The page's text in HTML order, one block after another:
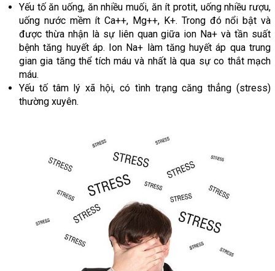
Yếu tố ăn uống, ăn nhiều muối, ăn ít protit, uống nhiều rượu,
uống nước mềm ít Ca++, Mg++, K+. Trong đó nổi bật và
được thừa nhận là sự liên quan giữa ion Na+ và tần suất
bệnh tăng huyết áp. Ion Na+ làm tăng huyết áp qua trung
gian gia tăng thể tích máu và nhất là qua sự co thắt mạch
máu.
Yếu tố tâm lý xã hội, có tình trạng căng thẳng (stress)
thường xuyên.